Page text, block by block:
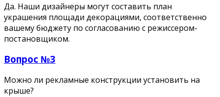
Да. Наши дизайнеры могут составить план
украшения площади декорациями, соответственно
вашему бюджету по согласованию с режиссером-
постановщиком.
Вопрос №3
Можно ли рекламные конструкции установить на
крыше?